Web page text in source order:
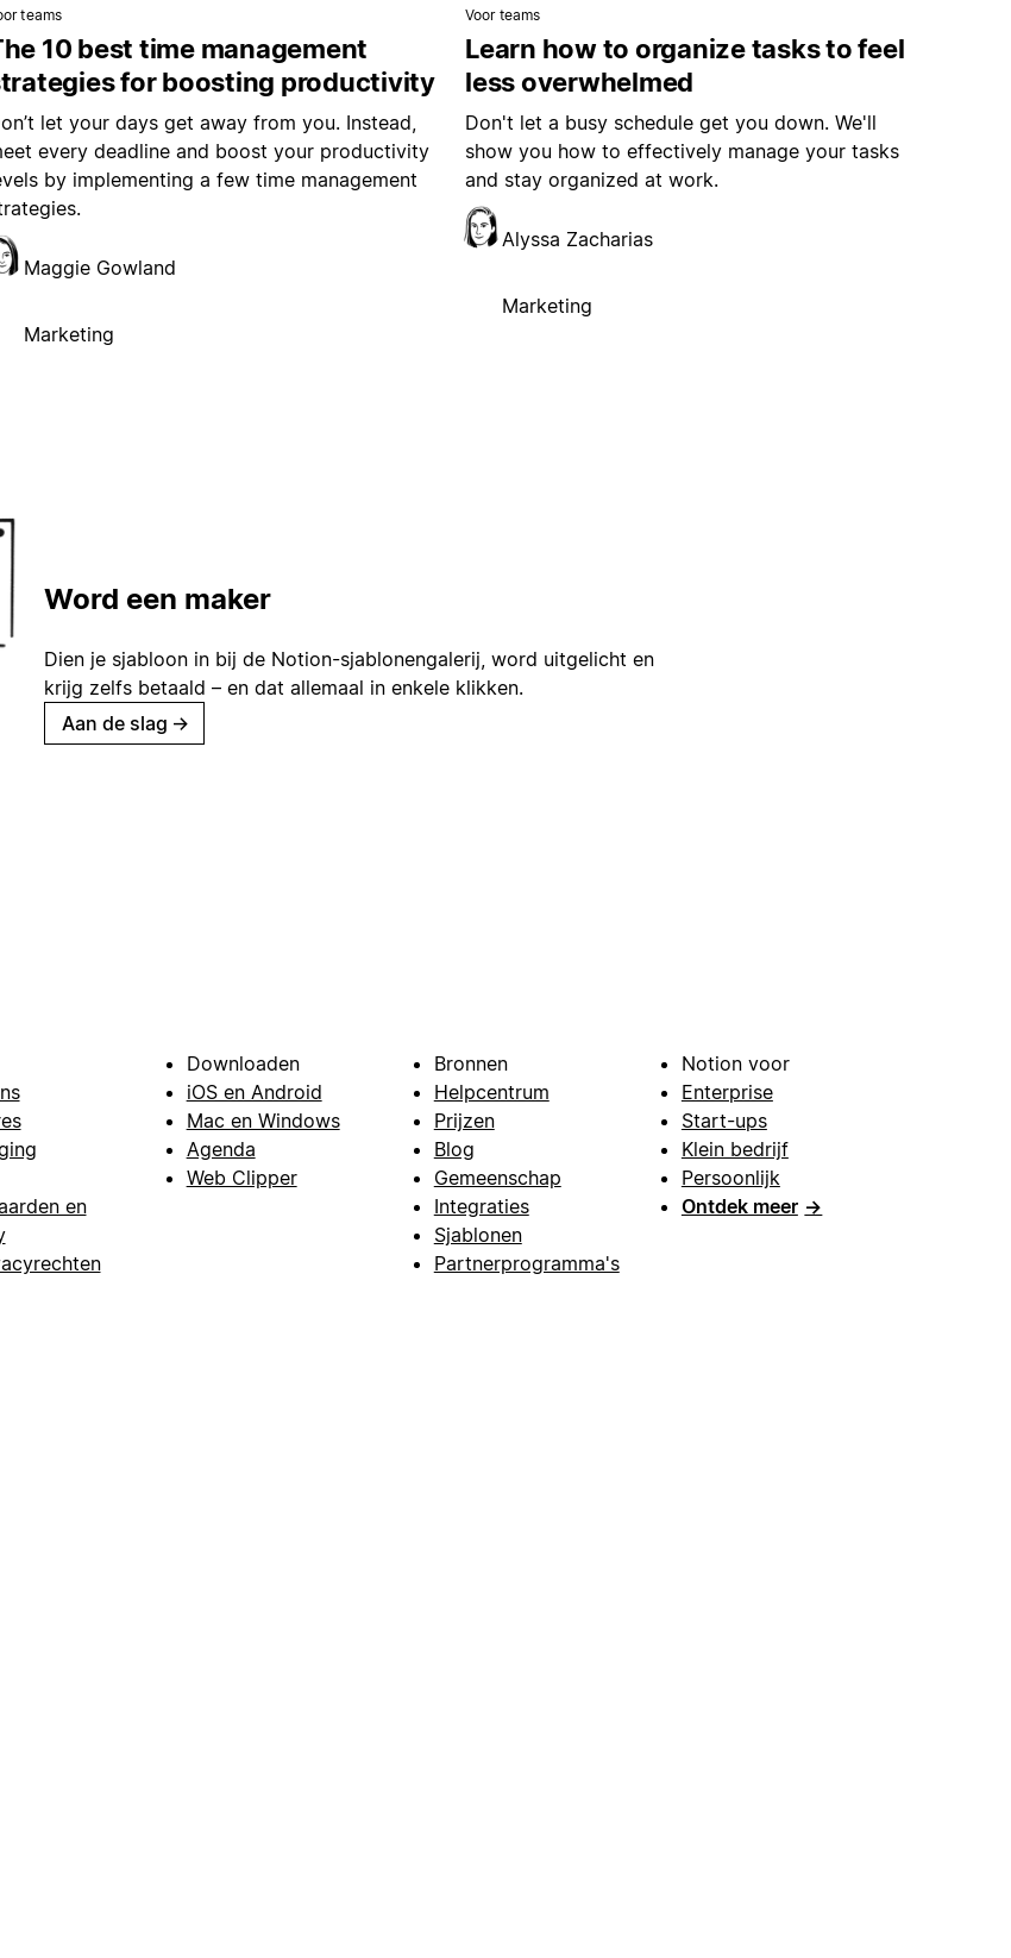
teams
10 best time management
for boosting productivity
let your days get away from you. Instead,
every deadline and boost your productivity
by implementing a few time management
Maggie Gowland
Marketing
Voor teams
Learn how to organize tasks to feel
less overwhelmed
Don't let a busy schedule get you down. We'll
show you how to effectively manage your tasks
and stay organized at work.
Alyssa Zacharias
Marketing
Word een maker
Dien je sjabloon in bij de Notion-sjablonengalerij, word uitgelicht en
krijg zelfs betaald – en dat allemaal in enkele klikken.
Aan de slag →
en
Downloaden
iOS en Android
Mac en Windows
Agenda
Web Clipper
Bronnen
Helpcentrum
Prijzen
Blog
Gemeenschap
Integraties
Sjablonen
Partnerprogramma's
Notion voor
Enterprise
Start-ups
Klein bedrijf
Persoonlijk
Ontdek meer →